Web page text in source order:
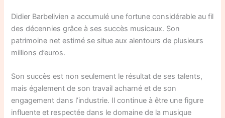
Didier Barbelivien a accumulé une fortune considérable au fil
des décennies grâce à ses succès musicaux. Son
patrimoine net estimé se situe aux alentours de plusieurs
millions d’euros.
Son succès est non seulement le résultat de ses talents,
mais également de son travail acharné et de son
engagement dans l’industrie. Il continue à être une figure
influente et respectée dans le domaine de la musique